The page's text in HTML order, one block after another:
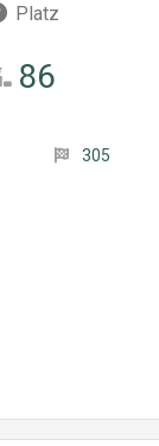
Platz
86
305